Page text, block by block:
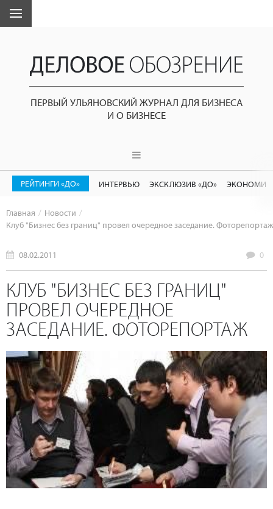
ПЕРВЫЙ УЛЬЯНОВСКИЙ ЖУРНАЛ ДЛЯ БИЗНЕСА
И О БИЗНЕСЕ
РЕЙТИНГИ «ДО» ИНТЕРВЬЮ ЭКСКЛЮЗИВ «ДО»
Главная
Новости
Клуб "Бизнес без границ" провел очередное заседание. Фоторепортаж
08.02.2011 0
КЛУБ "БИЗНЕС БЕЗ ГРАНИЦ"
ПРОВЕЛ ОЧЕРЕДНОЕ
ЗАСЕДАНИЕ. ФОТОРЕПОРТАЖ